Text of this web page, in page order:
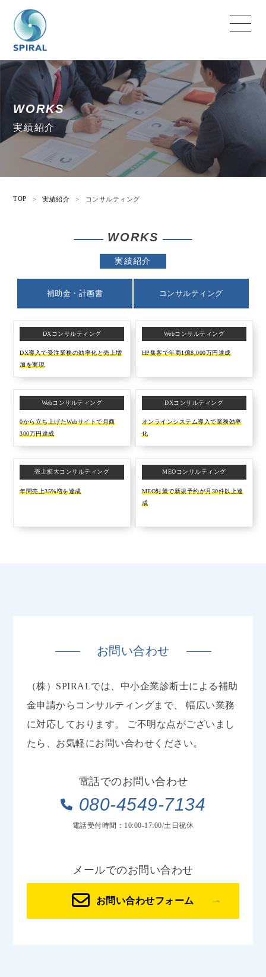
WORKS
実績紹介
TOP > 実績紹介 > コンサルティング
WORKS
実績紹介
補助金・計画書 コンサルティング
DXコンサルティング
DX導入で受注業務の効率化と売上増
加を実現
Webコンサルティング
HP集客で年商1億8,000万円達成
Webコンサルティング
0から立ち上げたWebサイトで月商
300万円達成
DXコンサルティング
オンラインシステム導入で業務効率
化
売上拡大コンサルティング
年間売上35%増を達成
MEOコンサルティング
MEO対策で新規予約が月30件以上達
成
お問い合わせ
（株）SPIRALでは、中小企業診断士による補助
金申請からコンサルティングまで、
幅広い業務
に対応しております。
ご不明な点がございまし
たら、お気軽にお問い合わせください。
電話でのお問い合わせ
080-4549-7134
電話受付時間：10:00-17:00/土日祝休
メールでのお問い合わせ
お問い合わせフォーム